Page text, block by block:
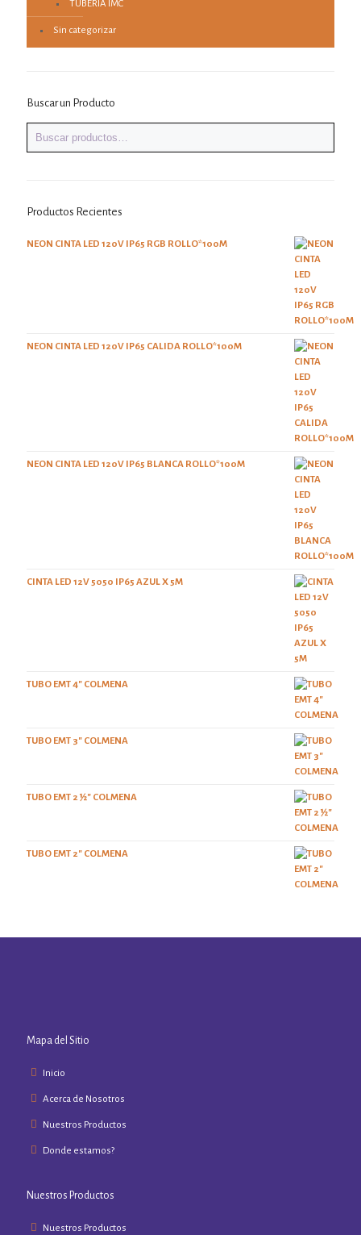
TUBERÍA IMC
Sin categorizar
Buscar un Producto
Productos Recientes
NEON CINTA LED 120V IP65 RGB ROLLO*100M
NEON CINTA LED 120V IP65 CALIDA ROLLO*100M
NEON CINTA LED 120V IP65 BLANCA ROLLO*100M
CINTA LED 12V 5050 IP65 AZUL X 5M
TUBO EMT 4" COLMENA
TUBO EMT 3" COLMENA
TUBO EMT 2 ½" COLMENA
TUBO EMT 2" COLMENA
Mapa del Sitio
Inicio
Acerca de Nosotros
Nuestros Productos
Donde estamos?
Nuestros Productos
Nuestros Productos